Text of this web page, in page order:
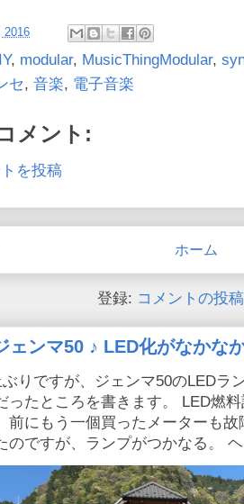
2016
, modular, MusicThingModular,
セ, 音楽, 電子音楽
メント:
を投稿
ホーム
登録: コメントの投
ェンマ50 ♪ LED化がなかな
りですが、ジェンマ50のLEDラ
ったところを書きます。 LED燃
前にもう一個買ったメーターも
のですが、ランプがつかなる。